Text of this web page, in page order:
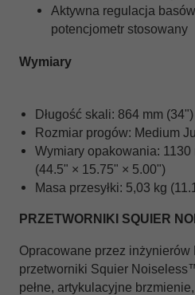
Aktywna regulacja
potencjometr stosowany
Wymiary
Długość skali: 864 mm (34")
Rozmiar progów: Medium
Wymiary opakowania: 1130
(44.5" × 15.75" × 5.00")
Masa przesyłki: 5,03 kg
PRZETWORNIKI SQUIER
Opracowane przez inżynierów
przetworniki Squier
pełne, artykulacyjne